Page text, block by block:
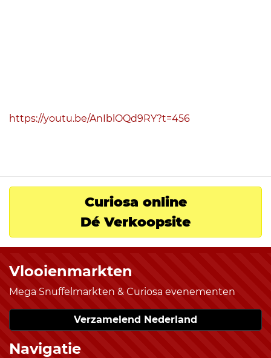
https://youtu.be/AnIblOQd9RY?t=456
Curiosa online
Dé Verkoopsite
Vlooienmarkten
Mega Snuffelmarkten & Curiosa evenementen
Verzamelend Nederland
Navigatie